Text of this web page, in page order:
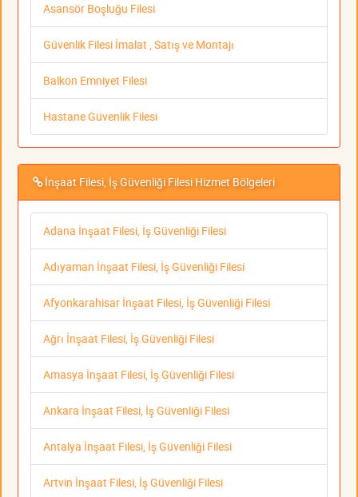
Asansör Boşluğu Filesi
Güvenlik Filesi İmalat , Satış ve Montajı
Balkon Emniyet Filesi
Hastane Güvenlik Filesi
İnşaat Filesi, İş Güvenliği Filesi Hizmet Bölgeleri
Adana İnşaat Filesi, İş Güvenliği Filesi
Adıyaman İnşaat Filesi, İş Güvenliği Filesi
Afyonkarahisar İnşaat Filesi, İş Güvenliği Filesi
Ağrı İnşaat Filesi, İş Güvenliği Filesi
Amasya İnşaat Filesi, İş Güvenliği Filesi
Ankara İnşaat Filesi, İş Güvenliği Filesi
Antalya İnşaat Filesi, İş Güvenliği Filesi
Artvin İnşaat Filesi, İş Güvenliği Filesi